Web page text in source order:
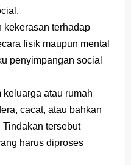
Analisa Informasi Geospasial
Level. Kuasai 150 Bank Soal HOTS Sekarang!
2025 + Kunci Jawaban
TKA Geografi [Wajib Baca]
Sekarang Makin Berat
kekerasan terhadap
fisik maupun mental
penyimpangan social
atau rumah
cacat, atau bahkan
tersebut
harus diproses